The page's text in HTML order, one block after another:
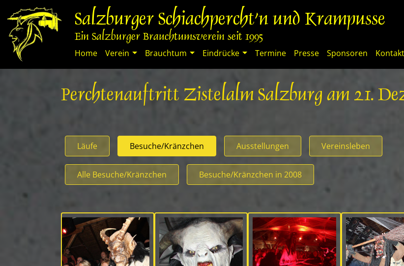
zum
Inhalt
Salzburger Schiachpercht'n und Krampusse
Ein Salzburger Brauchtumsverein seit 1995
Home Verein Brauchtum Eindrücke Termine Presse Sponsoren Kontakt
Perchtenauftritt Zistelalm Salzburg am 21.
Läufe Besuche/Kränzchen Ausstellungen Vereinsleben
Alle Besuche/Kränzchen Besuche/Kränzchen in 2008